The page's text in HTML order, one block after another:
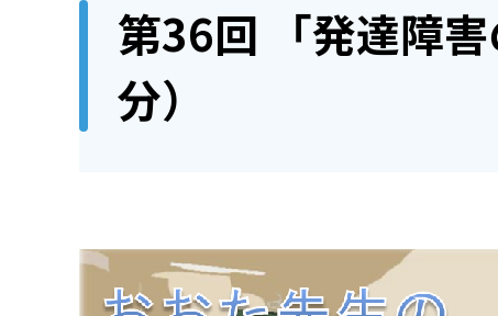
第36回 「発達障
分）